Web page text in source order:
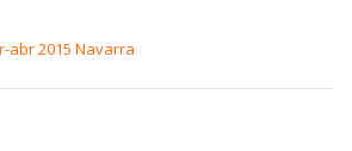
abr 2015 Navarra